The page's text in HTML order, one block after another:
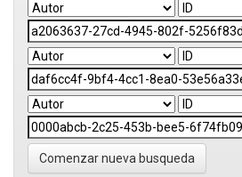
Comenzar nueva busqueda